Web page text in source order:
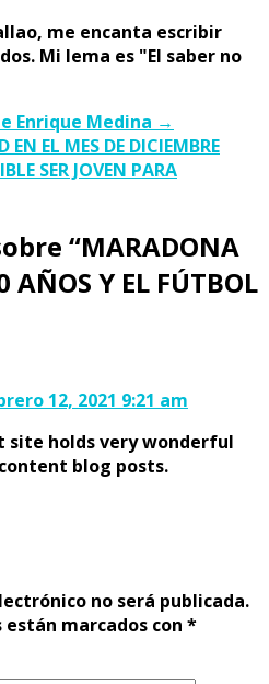
me encanta escribir
Mi lema es "El saber no
Enrique Medina →
EN EL MES DE DICIEMBRE
SER JOVEN PARA
“MARADONA
AÑOS Y EL FÚTBOL
12, 2021 9:21 am
holds very wonderful
blog posts.
no será publicada.
marcados con *